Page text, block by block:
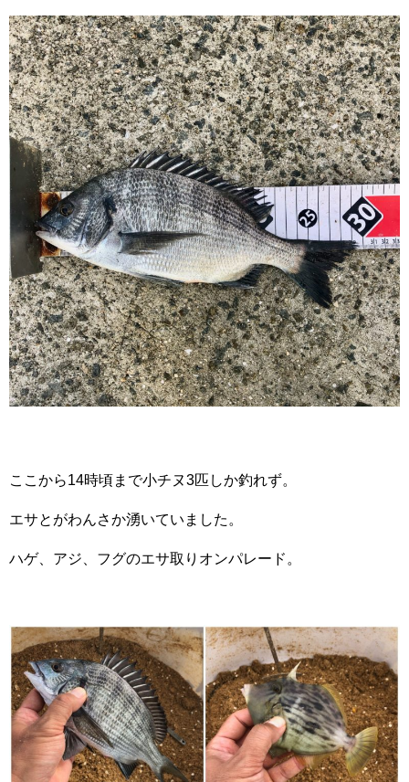
ここから14時頃まで小チヌ3匹しか釣れず。
エサとがわんさか湧いていました。
ハゲ、アジ、フグのエサ取りオンパレード。